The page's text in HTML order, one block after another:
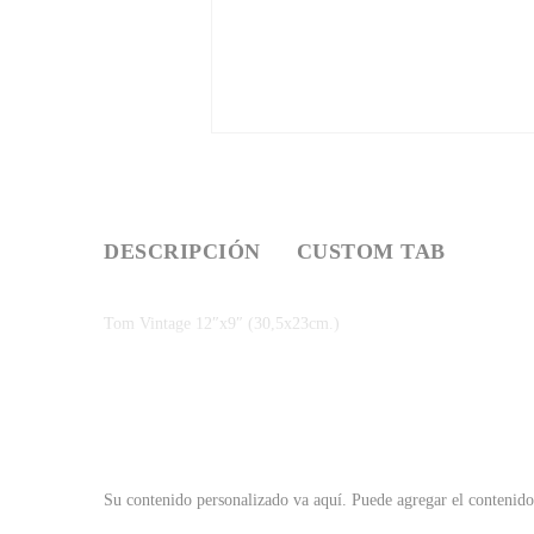
DESCRIPCIÓN CUSTOM TAB
Tom Vintage 12″x9″ (30,5x23cm.)
Su contenido personalizado va aquí. Puede agregar el